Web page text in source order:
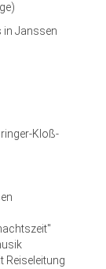
in Janssen
Kloß-
Reiseleitung